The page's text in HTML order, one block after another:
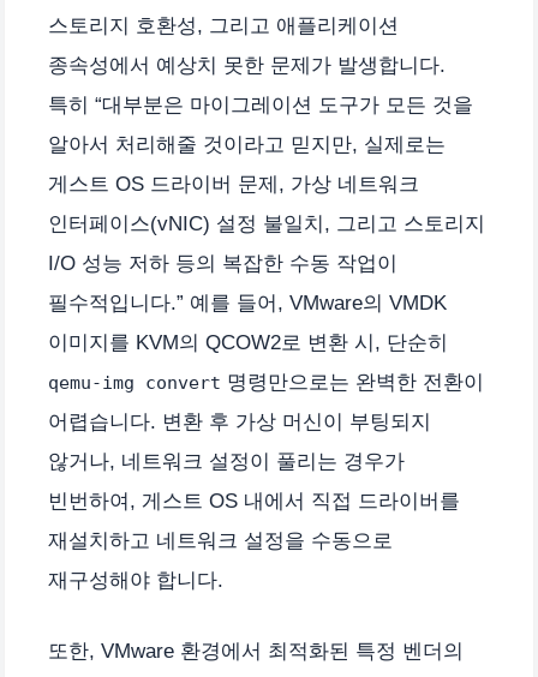
스토리지 호환성, 그리고 애플리케이션
종속성에서 예상치 못한 문제가 발생합니다.
특히 “대부분은 마이그레이션 도구가 모든 것을
알아서 처리해줄 것이라고 믿지만, 실제로는
게스트 OS 드라이버 문제, 가상 네트워크
인터페이스(vNIC) 설정 불일치, 그리고 스토리지
I/O 성능 저하 등의 복잡한 수동 작업이
필수적입니다.” 예를 들어, VMware의 VMDK
이미지를 KVM의 QCOW2로 변환 시, 단순히
qemu-img convert 명령만으로는 완벽한 전환이
어렵습니다. 변환 후 가상 머신이 부팅되지
않거나, 네트워크 설정이 풀리는 경우가
빈번하여, 게스트 OS 내에서 직접 드라이버를
재설치하고 네트워크 설정을 수동으로
재구성해야 합니다.
또한, VMware 환경에서 최적화된 특정 벤더의